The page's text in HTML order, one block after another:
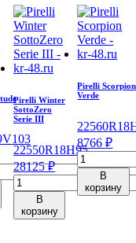
V103
Pirelli Winter
SottoZero
Serie III
22550R18H95
28125₽
Количество
товара
Pirelli
Winter
В
корзину
Pirelli Scorpion
Verde
22560R18
8766₽
товара
Pirelli
Scorpion
В
корзину